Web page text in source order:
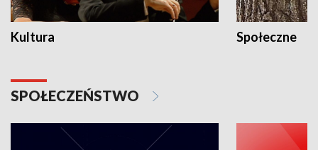
Kultura Społeczne
SPOŁECZEŃSTWO